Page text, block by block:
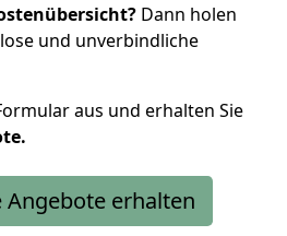
Dann holen
und unverbindliche
aus und erhalten Sie
Angebote erhalten